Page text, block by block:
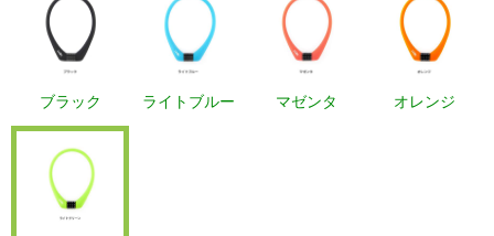
ブラック ライトブルー マゼンタ オレンジ